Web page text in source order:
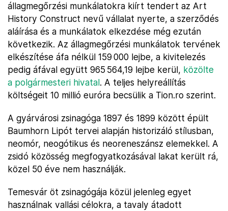
állagmegőrzési munkálatokra kiírt tendert az Art
History Construct nevű vállalat nyerte, a szerződés
aláírása és a munkálatok elkezdése még ezután
következik. Az állagmegőrzési munkálatok tervének
elkészítése áfa nélkül 159 000 lejbe, a kivitelezés
pedig áfával együtt 965 564,19 lejbe kerül, közölte
a polgármesteri hivatal. A teljes helyreállítás
költségeit 10 millió euróra becsülik a Tion.ro szerint.
A gyárvárosi zsinagóga 1897 és 1899 között épült
Baumhorn Lipót tervei alapján historizáló stílusban,
neomór, neogótikus és neoreneszánsz elemekkel. A
zsidó közösség megfogyatkozásával lakat került rá,
közel 50 éve nem használják.
Temesvár öt zsinagógája közül jelenleg egyet
használnak vallási célokra, a tavaly átadott